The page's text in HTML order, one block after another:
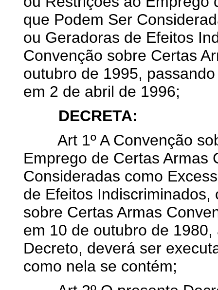
que Podem Ser
ou Geradoras de Efeitos
Convenção sobre Certas
outubro de 1995,
em 2 de abril de 1996;
DECRETA:
Art 1º A Convenção
Emprego de Certas Armas
Consideradas como
de Efeitos
sobre Certas Armas
em 10 de outubro de
Decreto, deverá ser
como nela se contém;